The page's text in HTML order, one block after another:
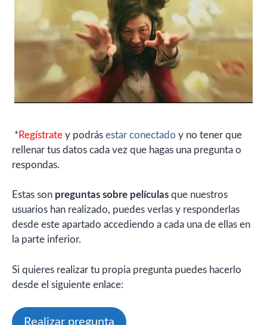
* Regístrate y podrás estar conectado y no tener que
rellenar tus datos cada vez que hagas una pregunta o
respondas.
Estas son preguntas sobre películas que nuestros
usuarios han realizado, puedes verlas y responderlas
desde este apartado accediendo a cada una de ellas en
la parte inferior.
Si quieres realizar tu propia pregunta puedes hacerlo
desde el siguiente enlace:
Realizar pregunta